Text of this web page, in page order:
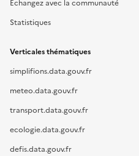
Échangez avec la communauté
Statistiques
Verticales thématiques
simplifions.data.gouv.fr
meteo.data.gouv.fr
transport.data.gouv.fr
ecologie.data.gouv.fr
defis.data.gouv.fr